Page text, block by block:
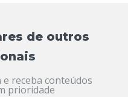
de outros
receba conteúdos
prioridade